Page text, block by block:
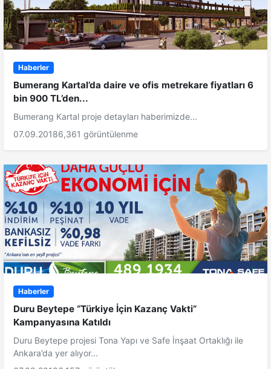
Haberler
Bumerang Kartal’da daire ve ofis metrekare fiyatları 6
bin 900 TL’den...
Bumerang Kartal proje detayları haberimizde...
07.09.20186,361 görüntülenme
Haberler
Duru Beytepe “Türkiye İçin Kazanç Vakti”
Kampanyasına Katıldı
Duru Beytepe projesi Tona Yapı ve Safe İnşaat Ortaklığı ile
Ankara’da yer alıyor...